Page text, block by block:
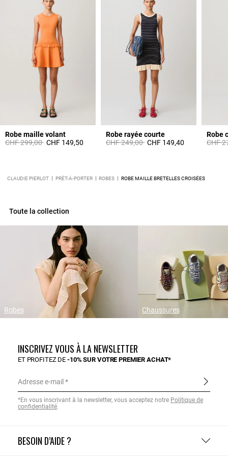
Robe maille volant
Prix réduit à partir de
CHF 299,00àCHF 149,50
Robe rayée courte
Prix réduit à partir de
CHF 249,00àCHF 149,40 Prix
CHF
CLAUDIE PIERLOT PRÊT-À-PORTER ROBES ROBE MAILLE BRETELLES CROISÉES
Toute la collection
Robes Chaussures
BESOIN D’AIDE ?
INSCRIVEZ VOUS À LA NEWSLETTER
ET PROFITEZ DE-10% SUR VOTRE PREMIER ACHAT*
Adresse e-mail
*En vous inscrivant à la newsletter, vous acceptez notre Politique de
confidentialité.